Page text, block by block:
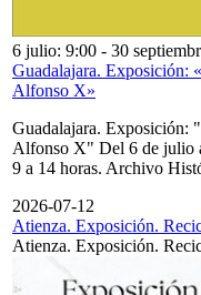
6 julio: 9:00 - 30
Guadalajara. Exposición:
Alfonso X»
Guadalajara. Exposición:
Alfonso X" Del 6 de julio
9 a 14 horas. Archivo
2026-07-12
Atienza. Exposición.
Atienza. Exposición.